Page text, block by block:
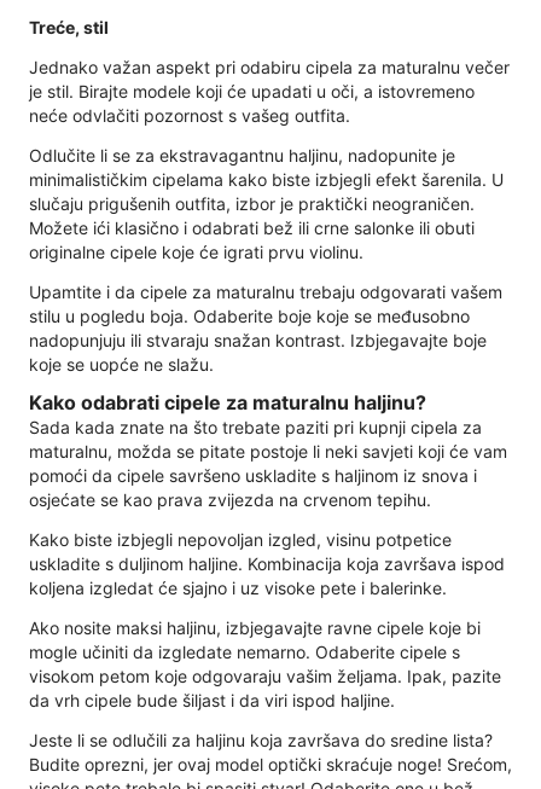
Treće, stil
Jednako važan aspekt pri odabiru cipela za maturalnu večer
je stil. Birajte modele koji će upadati u oči, a istovremeno
neće odvlačiti pozornost s vašeg outfita.
Odlučite li se za ekstravagantnu haljinu, nadopunite je
minimalističkim cipelama kako biste izbjegli efekt šarenila. U
slučaju prigušenih outfita, izbor je praktički neograničen.
Možete ići klasično i odabrati bež ili crne salonke ili obuti
originalne cipele koje će igrati prvu violinu.
Upamtite i da cipele za maturalnu trebaju odgovarati vašem
stilu u pogledu boja. Odaberite boje koje se međusobno
nadopunjuju ili stvaraju snažan kontrast. Izbjegavajte boje
koje se uopće ne slažu.
Kako odabrati cipele za maturalnu haljinu?
Sada kada znate na što trebate paziti pri kupnji cipela za
maturalnu, možda se pitate postoje li neki savjeti koji će vam
pomoći da cipele savršeno uskladite s haljinom iz snova i
osjećate se kao prava zvijezda na crvenom tepihu.
Kako biste izbjegli nepovoljan izgled, visinu potpetice
uskladite s duljinom haljine. Kombinacija koja završava ispod
koljena izgledat će sjajno i uz visoke pete i balerinke.
Ako nosite maksi haljinu, izbjegavajte ravne cipele koje bi
mogle učiniti da izgledate nemarno. Odaberite cipele s
visokom petom koje odgovaraju vašim željama. Ipak, pazite
da vrh cipele bude šiljast i da viri ispod haljine.
Jeste li se odlučili za haljinu koja završava do sredine lista?
Budite oprezni, jer ovaj model optički skraćuje noge! Srećom,